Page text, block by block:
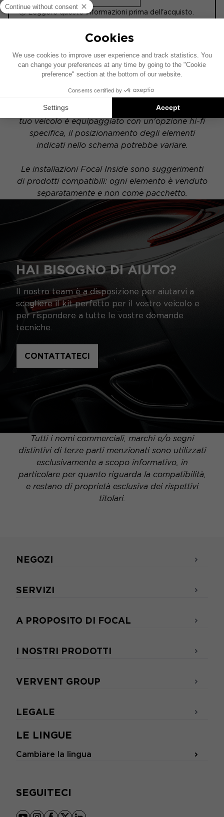
ⓘ Leggere queste informazioni prima dell'acquisto.
ACTIVE
Questo schema di installazione si basa su un
veicolo dotato di un impianto audio di serie. Se il
tuo veicolo è equipaggiato con un'opzione hi-fi
specifica, il posizionamento degli elementi
indicati nello schema potrebbe variare.
Le installazioni Focal Inside sono suggerimenti
di prodotti compatibili: ogni elemento è venduto
separatamente e non come pacchetto.
HAI BISOGNO DI AIUTO?
Il nostro team è a disposizione per aiutarvi a
scegliere il kit perfetto per il vostro veicolo e
per rispondere a tutte le vostre domande
tecniche.
CONTATTATECI
Tutti i nomi commerciali, marchi e/o segni
distintivi di terze parti menzionati sono utilizzati
esclusivamente a scopo informativo, in
particolare per quanto riguarda la compatibilità,
e restano di proprietà esclusiva dei rispettivi
titolari.
LE LINGUE
Cambiare la lingua
SEGUITECI
NEGOZI
SERVIZI
A PROPOSITO DI FOCAL
I NOSTRI PRODOTTI
VERVENT GROUP
LEGALE